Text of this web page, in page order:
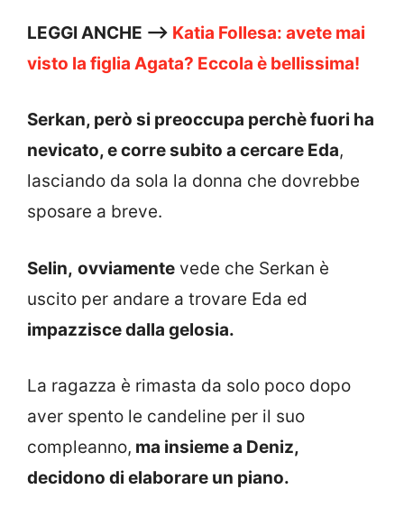
LEGGI ANCHE —> Katia Follesa: avete mai
visto la figlia Agata? Eccola è bellissima!
Serkan, però si preoccupa perchè fuori ha
nevicato, e corre subito a cercare Eda,
lasciando da sola la donna che dovrebbe
sposare a breve.
Selin, ovviamente vede che Serkan è
uscito per andare a trovare Eda ed
impazzisce dalla gelosia.
La ragazza è rimasta da solo poco dopo
aver spento le candeline per il suo
compleanno, ma insieme a Deniz,
decidono di elaborare un piano.